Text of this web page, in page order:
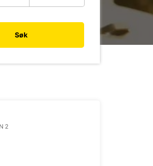
Søk
2